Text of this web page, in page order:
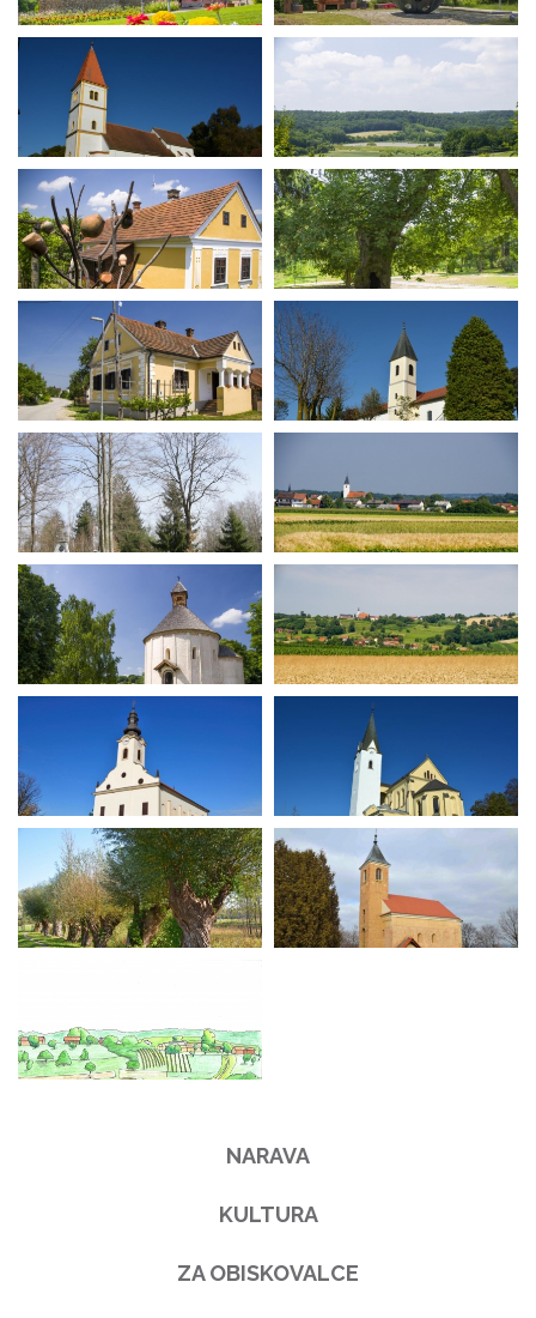
NARAVA
KULTURA
ZA OBISKOVALCE